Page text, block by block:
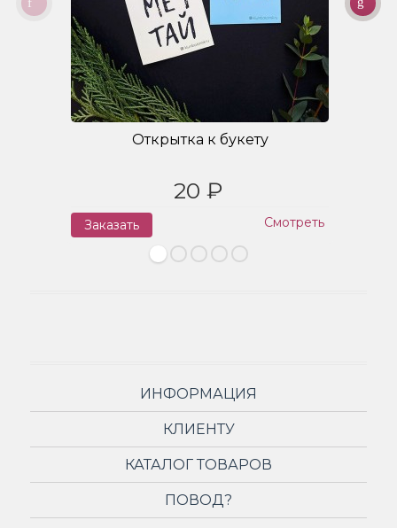
Открытка к букету
20 ₽
Заказать Смотреть
ИНФОРМАЦИЯ
КЛИЕНТУ
КАТАЛОГ ТОВАРОВ
ПОВОД?